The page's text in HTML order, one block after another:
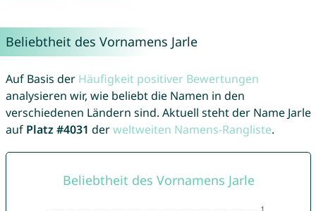
Beliebtheit des Vornamens Jarle
Auf Basis der Häufigkeit positiver Bewertungen
analysieren wir, wie beliebt die Namen in den
verschiedenen Ländern sind. Aktuell steht der Name Jarle
auf Platz #4031 derweltweiten Namens-Rangliste.